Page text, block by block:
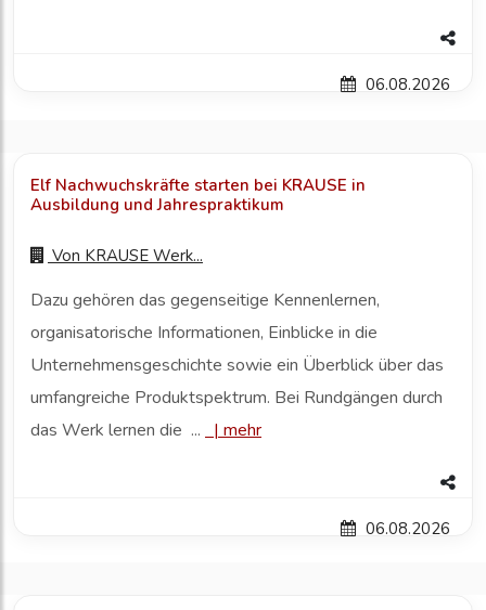
06.08.2026
Elf Nachwuchskräfte starten bei KRAUSE in
Ausbildung und Jahrespraktikum
Von KRAUSE Werk...
Dazu gehören das gegenseitige Kennenlernen,
organisatorische Informationen, Einblicke in die
Unternehmensgeschichte sowie ein Überblick über das
umfangreiche Produktspektrum. Bei Rundgängen durch
das Werk lernen die ...
| mehr
06.08.2026